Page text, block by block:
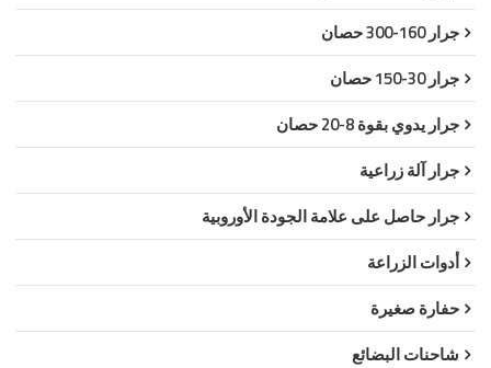
جرار 160-300 حصان
جرار 30-150 حصان
جرار يدوي بقوة 8-20 حصان
جرار آلة زراعية
جرار حاصل على علامة الجودة الأوروبية
أدوات الزراعة
حفارة صغيرة
شاحنات البضائع